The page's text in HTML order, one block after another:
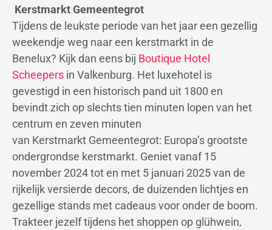
Kerstmarkt Gemeentegrot
Tijdens de leukste periode van het jaar een gezellig
weekendje weg naar een kerstmarkt in de
Benelux? Kijk dan eens bij Boutique Hotel
Scheepers in Valkenburg. Het luxehotel is
gevestigd in een historisch pand uit 1800 en
bevindt zich op slechts tien minuten lopen van het
centrum en zeven minuten
van Kerstmarkt Gemeentegrot: Europa’s grootste
ondergrondse kerstmarkt. Geniet vanaf 15
november 2024 tot en met 5 januari 2025 van de
rijkelijk versierde decors, de duizenden lichtjes en
gezellige stands met cadeaus voor onder de boom.
Trakteer jezelf tijdens het shoppen op glühwein,